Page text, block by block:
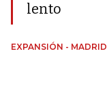
lento
EXPANSIÓN - MADRID